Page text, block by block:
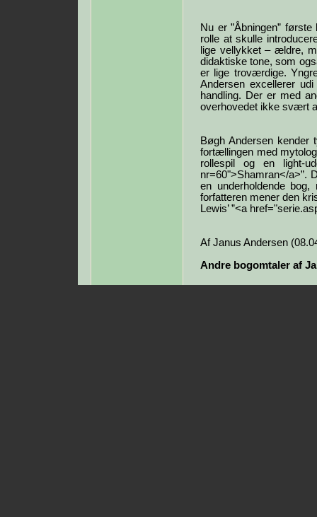
Nu er ”Åbningen”
rolle at skulle
lige vellykket – ældre,
didaktiske tone, som
er lige troværdige.
Andersen excellerer
handling. Der er med
overhovedet ikke svært
Bøgh Andersen kender
fortællingen med
rollespil og en light-
nr=60">Shamran</a>”.
en underholdende
forfatteren mener den
Lewis’ ”<a
Af Janus Andersen
Andre bogomtaler af